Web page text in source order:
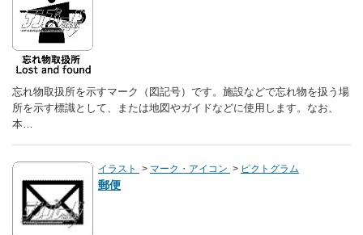
忘れ物取扱所を示すマーク（図記号）です。施設などで忘れ物を扱う場
所を示す標識として、または地図やガイドなどに使用します。なお、
本…
イラスト マーク・アイコン ピクトグラム
郵便